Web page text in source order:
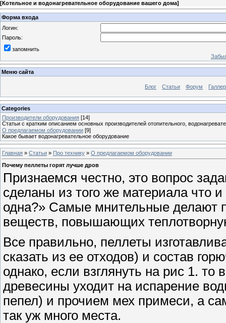
[Котельное и водонагревательное оборудование вашего дома]
Форма входа
Логин:
Пароль:
запомнить
Меню сайта
Блог Статьи Форум
Categories
Производители оборудования [14]
Статьи с кратким описанием основных производителей отопительного,
О предлагаемом оборудовании [9]
Какое бывает водонагревательное оборудование
Главная » Статьи » Про технику » О предлагаемом оборудовании
Почему пеллеты горят лучше дров
Признаемся честно, это вопрос
сделаны из того же материала что
одна?» Самые мнительные делают
веществ, повышающих
Все правильно, пеллеты
сказать из ее отходов) и состав
однако, если взглянуть на рис 1. то
древесины уходит на испарение
пепел) и прочием мех примеси, а
так уж много места.